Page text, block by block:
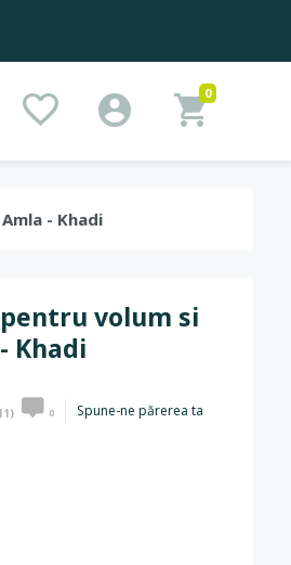
0
- Khadi
volum si
Khadi
0 Spune-ne părerea ta